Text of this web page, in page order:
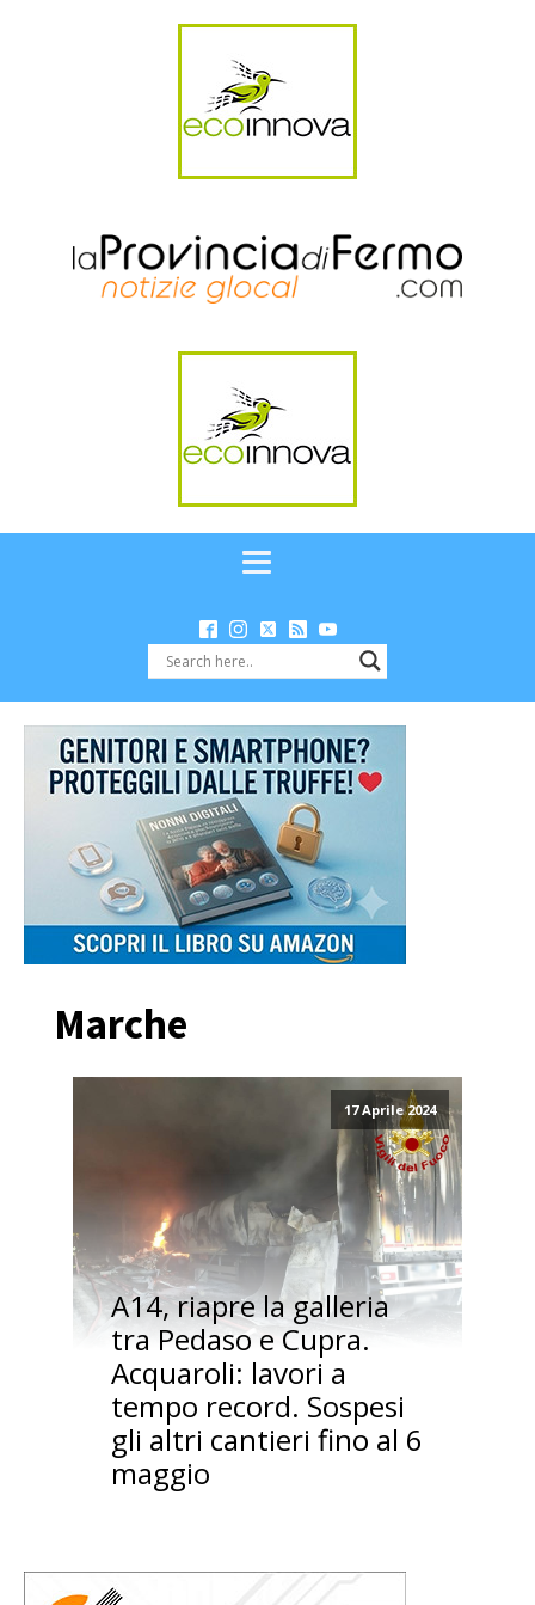
Marche
17 Aprile 2024
A14, riapre la galleria
tra Pedaso e Cupra.
Acquaroli: lavori a
tempo record. Sospesi
gli altri cantieri fino al 6
maggio